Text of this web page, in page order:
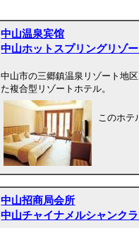
中山温泉宾馆
中山ホットスプリングリゾ
中山市の三郷鎮温泉リゾート地
た複合型リゾートホテル。
このホテ
中山招商局会所
中山チャイナメルシャンク